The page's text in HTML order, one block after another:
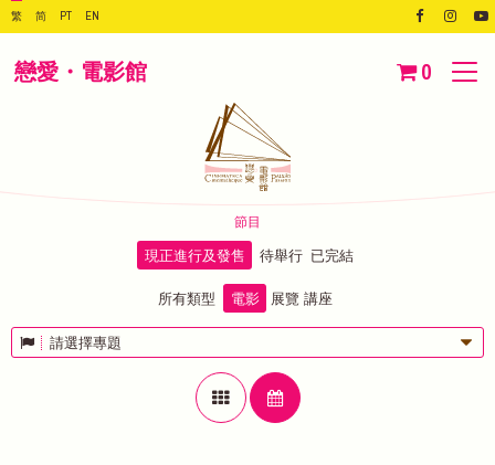
繁 简 PT EN
戀愛・電影館 0
節目
現正進行及發售 待舉行 已完結
所有類型 電影 展覽 講座
請選擇專題